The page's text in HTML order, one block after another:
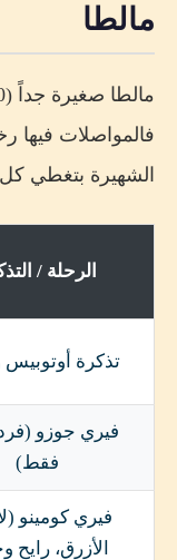
مالطا
فالمواصلات فيها
الشهيرة بتغطي كل
الرحلة /
تذكرة أوتوبيس
فيري جوزو
فقط)
فيري كومينو
الأزرق، رايح